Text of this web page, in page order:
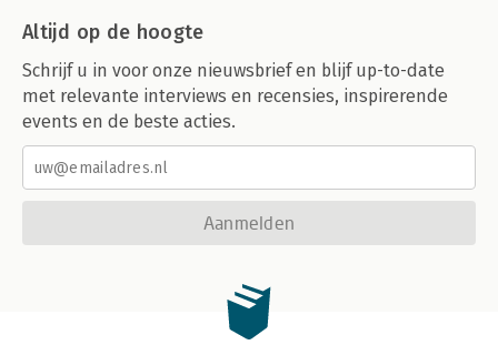
Altijd op de hoogte
Schrijf u in voor onze nieuwsbrief en blijf up-to-date
met relevante interviews en recensies, inspirerende
events en de beste acties.
Aanmelden